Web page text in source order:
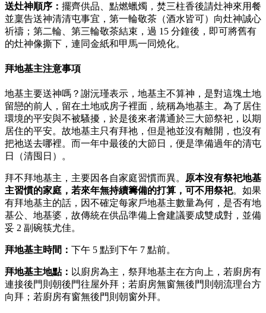
送灶神順序： 擺齊供品、點燃蠟燭，焚三柱香後請灶神來用餐
並稟告送神清清屯事宜，第一輪敬茶（酒水皆可）向灶神誠心
祈禱；第二輪、第三輪敬茶結束，過 15 分鐘後，即可將舊有
的灶神像撕下，連同金紙和甲馬一同燒化。
拜地基主注意事項
地基主要送神嗎？謝沅瑾表示，地基主不算神，是對這塊土地
留戀的前人，留在土地或房子裡面，統稱為地基主。為了居住
環境的平安與不被騷擾，於是後來者溝通於三大節祭祀，以期
居住的平安。故地基主只有拜祂，但是祂並沒有離開，也沒有
把祂送去哪裡。而一年中最後的大節日，便是準備過年的清屯
日（清囤日）。
拜不拜地基主，主要因各自家庭習慣而異。
原本沒有祭祀地基
主習慣的家庭，若來年無持續籌備的打算，可不用祭祀。如果
有拜地基主的話，因不確定每家戶地基主數量為何，是否有地
基公、地基婆，故傳統在供品準備上會建議要成雙成對，並備
妥 2 副碗筷尤佳。
拜地基主時間： 下午 5 點到下午 7 點前。
拜地基主地點： 以廚房為主，祭拜地基主在方向上，若廚房有
連接後門則朝後門往屋外拜；若廚房無窗無後門則朝流理台方
向拜；若廚房有窗無後門則朝窗外拜。